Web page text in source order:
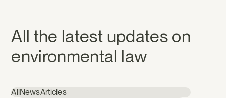
News
All the latest updates on
environmental law
All NewsArticles